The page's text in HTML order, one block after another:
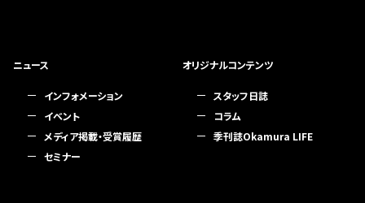
ニュース
インフォメーション
イベント
メディア掲載・受賞履歴
セミナー
オリジナルコンテンツ
スタッフ日誌
コラム
季刊誌Okamura LIFE